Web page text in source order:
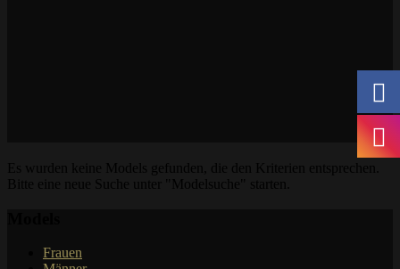
Es wurden keine Models gefunden, die den Kriterien entsprechen.
Bitte eine neue Suche unter "Modelsuche" starten.
Frauen